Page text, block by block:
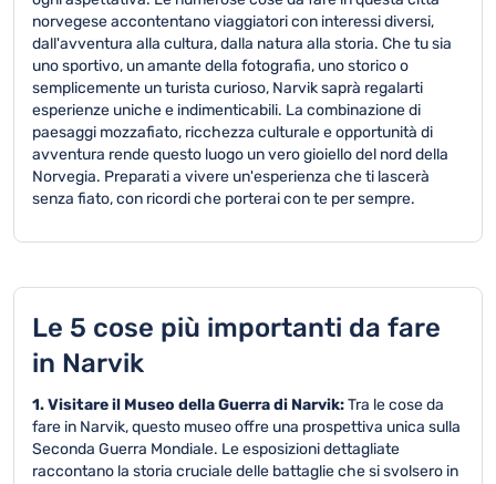
norvegese accontentano viaggiatori con interessi diversi,
dall'avventura alla cultura, dalla natura alla storia. Che tu sia
uno sportivo, un amante della fotografia, uno storico o
semplicemente un turista curioso, Narvik saprà regalarti
esperienze uniche e indimenticabili. La combinazione di
paesaggi mozzafiato, ricchezza culturale e opportunità di
avventura rende questo luogo un vero gioiello del nord della
Norvegia. Preparati a vivere un'esperienza che ti lascerà
senza fiato, con ricordi che porterai con te per sempre.
Le 5 cose più importanti da fare
in Narvik
1. Visitare il Museo della Guerra di Narvik:Tra le cose da
fare in Narvik, questo museo offre una prospettiva unica sulla
Seconda Guerra Mondiale. Le esposizioni dettagliate
raccontano la storia cruciale delle battaglie che si svolsero in